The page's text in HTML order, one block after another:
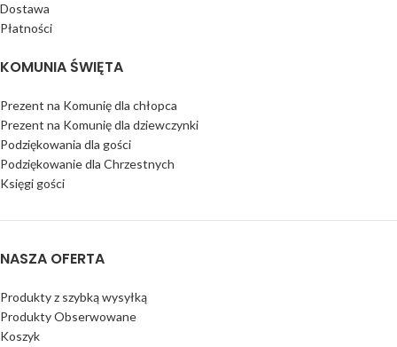
Dostawa
Płatności
KOMUNIA ŚWIĘTA
Prezent na Komunię dla chłopca
Prezent na Komunię dla dziewczynki
Podziękowania dla gości
Podziękowanie dla Chrzestnych
Księgi gości
NASZA OFERTA
Produkty z szybką wysyłką
Produkty Obserwowane
Koszyk